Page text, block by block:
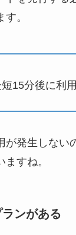
。
15分後に利用
が発生しない
すね。
ンがある